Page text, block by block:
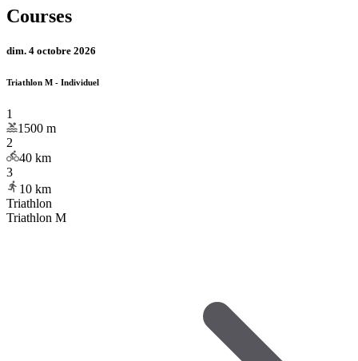
Courses
dim. 4 octobre 2026
Triathlon M - Individuel
1
1500 m
2
40 km
3
10 km
Triathlon
Triathlon M